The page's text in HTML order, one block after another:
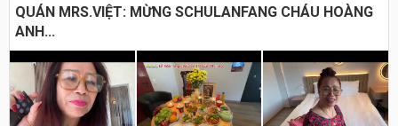
QUÁN MRS.VIỆT: MỪNG SCHULANFANG CHÁU HOÀNG
ANH...